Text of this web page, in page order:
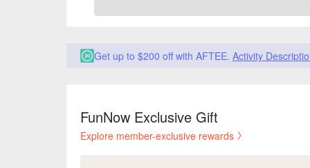
Get up to $200 off with AFTEE. Activity
FunNow Exclusive Gift
Explore member-exclusive rewards